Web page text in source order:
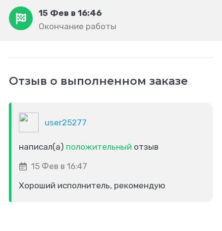
15 Фев в 16:46
Окончание работы
Отзыв о выполненном заказе
user25277
написал(а) положительный отзыв
15 Фев в 16:47
Хороший исполнитель, рекомендую